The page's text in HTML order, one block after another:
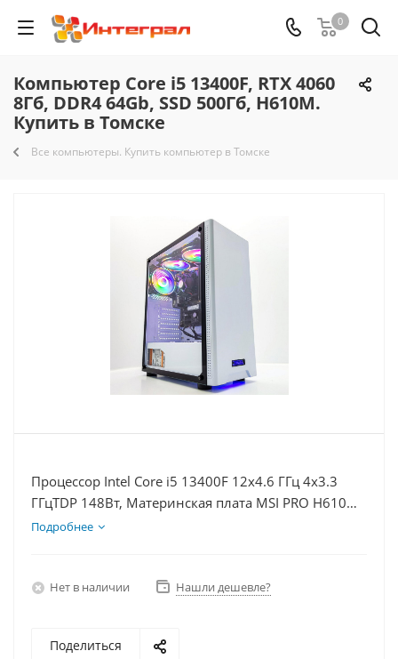
0
Компьютер Core i5 13400F, RTX 4060
8Гб, DDR4 64Gb, SSD 500Гб, H610M.
Купить в Томске
Все компьютеры. Купить компьютер в Томске
Процессор Intel Core i5 13400F 12x4.6 ГГц 4x3.3
ГГцTDP 148Вт, Материнская плата MSI PRO H610M-
E, Видеокарта RTX 4060 8Гб, Память DDR4 64Gb,
Подробнее
Нет в наличии Нашли дешевле?
Поделиться